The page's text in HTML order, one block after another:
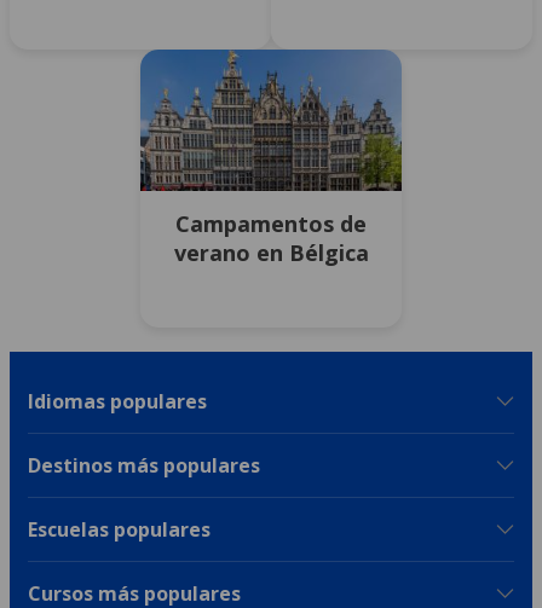
Campamentos de
verano en Bélgica
Idiomas populares
Destinos más populares
Escuelas populares
Cursos más populares